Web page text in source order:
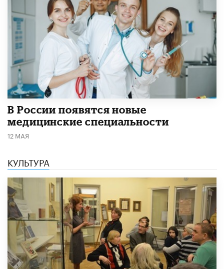
В России появятся новые
медицинские специальности
12 МАЯ
КУЛЬТУРА